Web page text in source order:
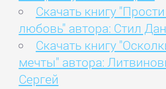
Скачать книгу
любовь" автора: Стил
Скачать книгу
мечты" автора:
Сергей